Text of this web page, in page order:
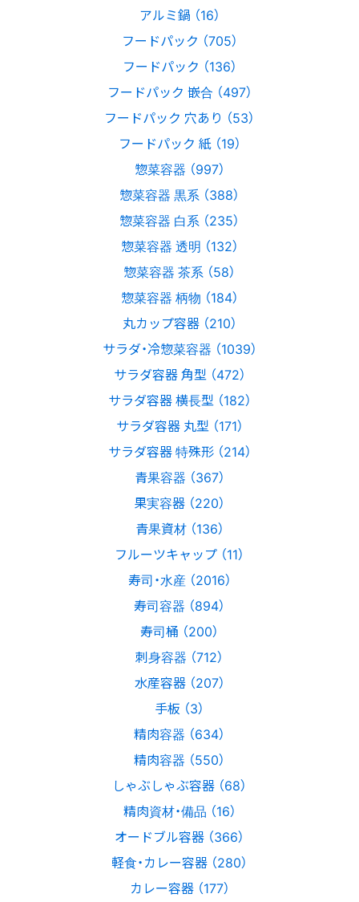
アルミ鍋 （16）
フードパック （705）
フードパック （136）
フードパック 嵌合 （497）
フードパック 穴あり （53）
フードパック 紙 （19）
惣菜容器 （997）
惣菜容器 黒系 （388）
惣菜容器 白系 （235）
惣菜容器 透明 （132）
惣菜容器 茶系 （58）
惣菜容器 柄物 （184）
丸カップ容器 （210）
サラダ・冷惣菜容器 （1039）
サラダ容器 角型 （472）
サラダ容器 横長型 （182）
サラダ容器 丸型 （171）
サラダ容器 特殊形 （214）
青果容器 （367）
果実容器 （220）
青果資材 （136）
フルーツキャップ （11）
寿司・水産 （2016）
寿司容器 （894）
寿司桶 （200）
刺身容器 （712）
水産容器 （207）
手板 （3）
精肉容器 （634）
精肉容器 （550）
しゃぶしゃぶ容器 （68）
精肉資材・備品 （16）
オードブル容器 （366）
軽食・カレー容器 （280）
カレー容器 （177）